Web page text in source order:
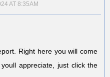
AT 8:35AM
Right here you will come
appreciate, just click the